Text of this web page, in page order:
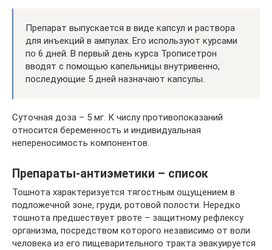
Препарат выпускается в виде капсул и раствора
для инъекций в ампулах. Его используют курсами
по 6 дней. В первый день курса Трописетрон
вводят с помощью капельницы внутривенно,
последующие 5 дней назначают капсулы.
Суточная доза – 5 мг. К числу противопоказаний
относится беременность и индивидуальная
непереносимость компонентов.
Препараты-антиэметики – список
Тошнота характеризуется тягостным ощущением в
подложечной зоне, груди, ротовой полости. Нередко
тошнота предшествует рвоте – защитному рефлексу
организма, посредством которого независимо от воли
человека из его пищеварительного тракта эвакуируется